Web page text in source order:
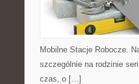
Mobilne Stacje Robocze.
szczególnie na rodzinie
czas, o […]